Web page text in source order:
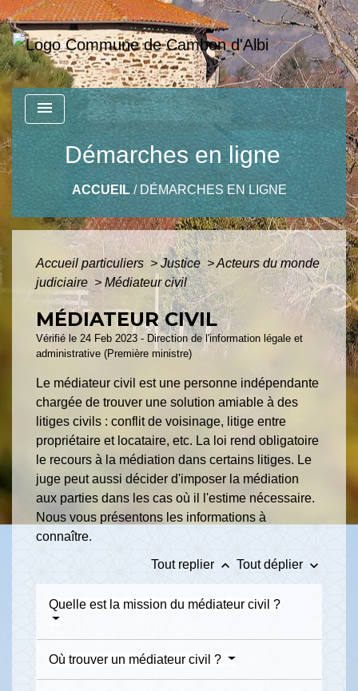
menu
Démarches en ligne
ACCUEIL/ DÉMARCHES EN LIGNE
Accueil particuliers > Justice >Acteurs du monde
judiciaire > Médiateur civil
MÉDIATEUR CIVIL
Vérifié le 24 Feb 2023 - Direction de l'information légale et
administrative (Première ministre)
Le médiateur civil est une personne indépendante
chargée de trouver une solution amiable à des
litiges civils : conflit de voisinage, litige entre
propriétaire et locataire, etc. La loi rend obligatoire
le recours à la médiation dans certains litiges. Le
juge peut aussi décider d'imposer la médiation
aux parties dans les cas où il l'estime nécessaire.
Nous vous présentons les informations à
connaître.
Tout replier keyboard_arrow_up Tout déplier keyboard_arrow_down
Quelle est la mission du médiateur civil ?
Où trouver un médiateur civil ?